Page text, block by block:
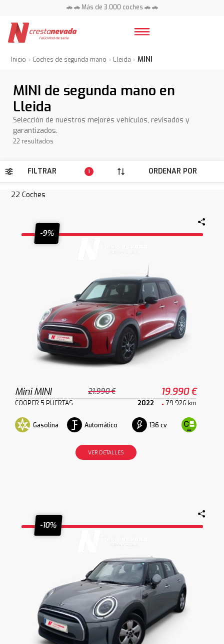
📍 Centros en toda España ⭐
📍 Centros en toda España ⭐
Inicio Coches de segunda mano Lleida MINI
MINI de segunda mano en
Lleida
Selección de nuestros mejores vehículos, revisados y
garantizados.
22 resultados
FILTRAR 1 ORDENAR POR
22 Coches
-9%
Mini MINI 21.990 € 19.990 €
COOPER 5 PUERTAS 2022 79.926 km
Gasolina Automático 136 cv
VER DETALLES
-10%